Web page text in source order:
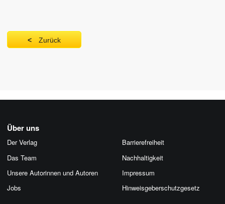
Zurück
Über uns
Der Verlag
Das Team
Unsere Autorinnen und Autoren
Jobs
Barrierefreiheit
Nachhaltigkeit
Impressum
Hinweis­geber­schutz­gesetz